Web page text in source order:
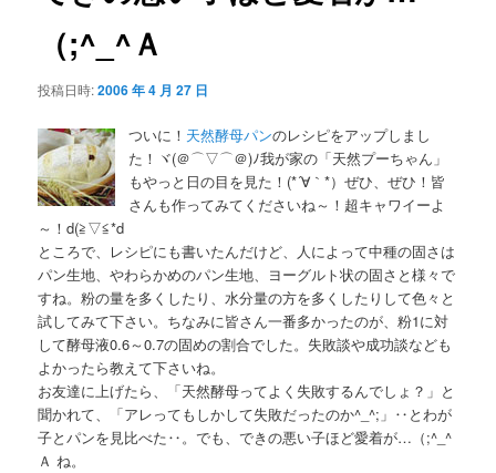
（;^_^Ａ
投稿日時:2006 年 4 月 27 日
ついに！ 天然酵母パンのレシピをアップしまし
た！ヾ(＠⌒▽⌒＠)ﾉ我が家の「天然プーちゃん」
もやっと日の目を見た！(*´∀｀*）ぜひ、ぜひ！皆
さんも作ってみてくださいね～！超キャワイーよ
～！d(≧▽≦*d
ところで、レシピにも書いたんだけど、人によって中種の固さは
パン生地、やわらかめのパン生地、ヨーグルト状の固さと様々で
すね。粉の量を多くしたり、水分量の方を多くしたりして色々と
試してみて下さい。ちなみに皆さん一番多かったのが、粉1に対
して酵母液0.6～0.7の固めの割合でした。失敗談や成功談なども
よかったら教えて下さいね。
お友達に上げたら、「天然酵母ってよく失敗するんでしょ？」と
聞かれて、「アレってもしかして失敗だったのか^_^;」‥とわが
子とパンを見比べた‥。でも、できの悪い子ほど愛着が…（;^_^
Ａ ね。